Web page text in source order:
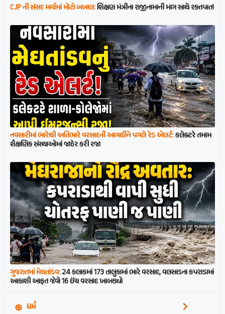
CJP ની સંસદ માર્ચમાં મોટો બબાલ:શિક્ષણ મંત્રીના રાજીનામાની માગ સાથે રક્તપાત!
નવસારીમાં ભારેથી અતિભારે વરસાદની આગાહીને પગલે રેડ એલર્ટ:કલેક્ટરે તમામ
શૈક્ષણિક સંસ્થાઓમાં જાહેર કરી રજા
ગુજરાતમાં મેઘતાંડવ:24 કલાકમાં 173 તાલુકામાં ભારે વરસાદ, વલસાડના કપરાડામાં
આકાશી આફત જેવો 16 ઇંચ વરસાદ ખાબક્યો
ધર્મ